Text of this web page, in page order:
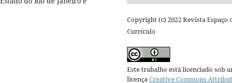
Copyright (c) 2022 Revista Espaço
Currículo
Este trabalho está licenciado sob
licençaCreative Commons